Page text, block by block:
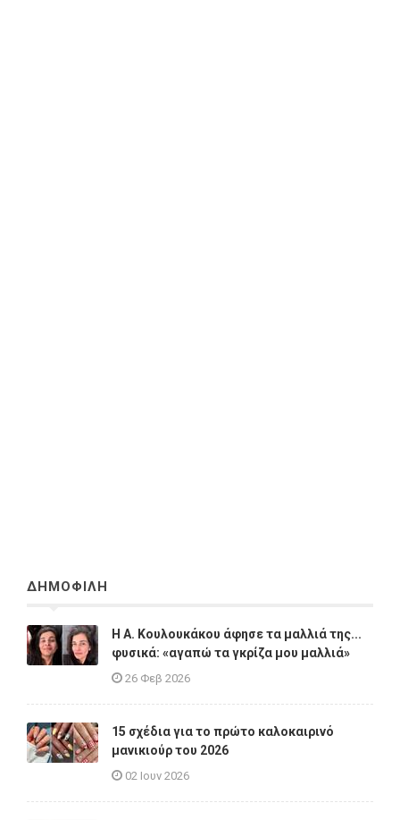
ΔΗΜΟΦΙΛΗ
Η A. Κουλουκάκου άφησε τα μαλλιά της...
φυσικά: «αγαπώ τα γκρίζα μου μαλλιά»
26 Φεβ 2026
15 σχέδια για το πρώτο καλοκαιρινό
μανικιούρ του 2026
02 Ιουν 2026